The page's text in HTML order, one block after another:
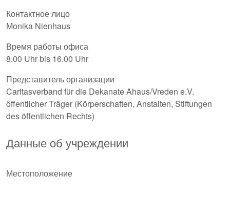
Контактное лицо
Monika Nienhaus
Время работы офиса
8.00 Uhr bis 16.00 Uhr
Представитель организации
Caritasverband für die Dekanate Ahaus/Vreden e.V.
öffentlicher Träger (Körperschaften, Anstalten, Stiftungen
des öffentlichen Rechts)
Данные об учреждении
Местоположение